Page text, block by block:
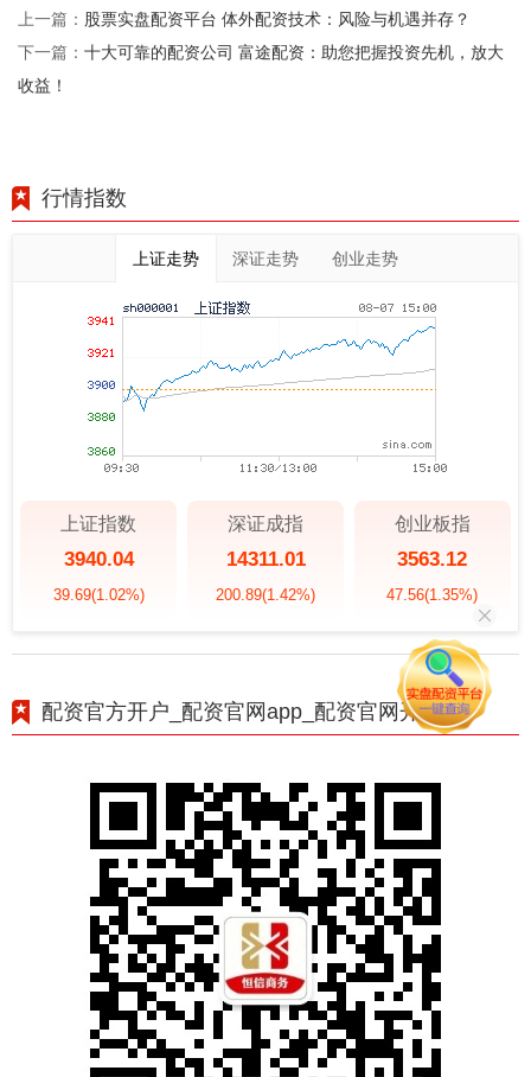
上一篇： 股票实盘配资平台 体外配资技术：风险与机遇并存？
下一篇： 十大可靠的配资公司 富途配资：助您把握投资先机，放大
收益！
行情指数
上证走势 深证走势 创业走势
上证指数
3940.04
39.69(1.02%)
深证成指
14311.01
200.89(1.42%)
创业板指
3563.12
47.56(1.35%)
配资官方开户_配资官网app_配资官网开户